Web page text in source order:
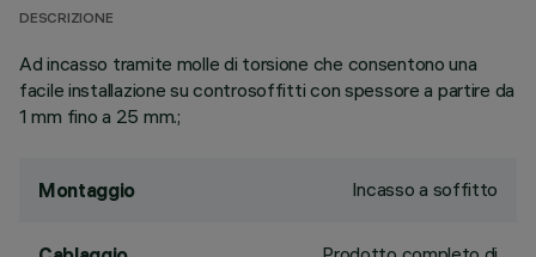
DESCRIZIONE
Ad incasso tramite molle di torsione che consentono una
facile installazione su controsoffitti con spessore a partire da
1 mm fino a 25 mm.;
Montaggio Incasso a soffitto